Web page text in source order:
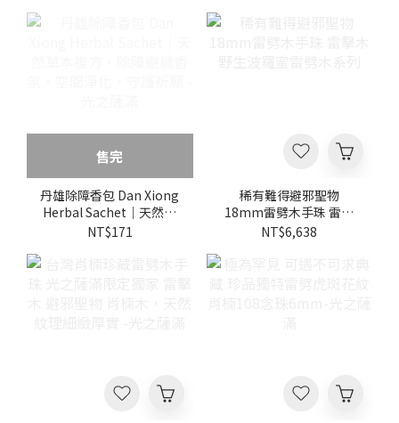
售完
丹雄除障香包 Dan Xiong
Herbal Sachet｜天然草
本複方・除障避穢香氛・
NT$171
稀有難得避邪聖物
18mm雷劈木手珠 雷擊
木 野生波羅蜜雷劈木系
NT$6,638